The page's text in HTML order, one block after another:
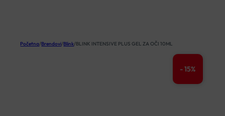
Početna/Brendovi/Blink/BLINK INTENSIVE PLUS GEL ZA OČI 10ML
- 15%